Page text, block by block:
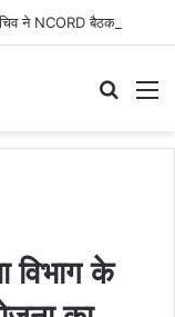
विभाग के